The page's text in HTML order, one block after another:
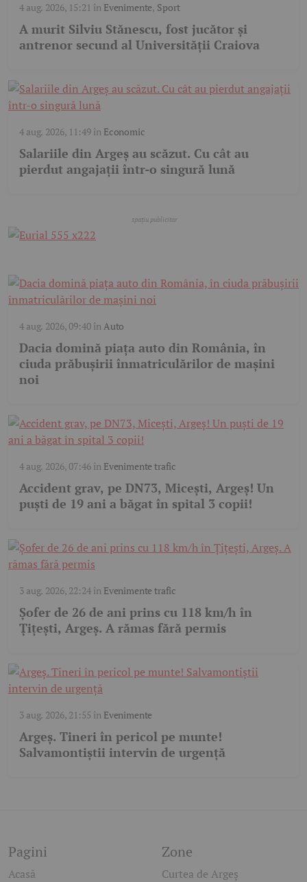
4 aug. 2026, 15:21 în Evenimente, Sport
A murit Silviu Stănescu, fost jucător și
antrenor secund al Universității Craiova
4 aug. 2026, 11:49în Economic
Salariile din Argeș au scăzut. Cu cât au
pierdut angajații într-o singură lună
4 aug. 2026, 09:40înAuto
Dacia domină piața auto din România, în
ciuda prăbușirii înmatriculărilor de mașini
noi
4 aug. 2026, 07:46în Evenimente trafic
Accident grav, pe DN73, Micești, Argeș! Un
puști de 19 ani a băgat în spital 3 copii!
3 aug. 2026, 22:24în Evenimente trafic
Șofer de 26 de ani prins cu 118 km/h în
Țițești, Argeș. A rămas fără permis
3 aug. 2026, 21:55 în Evenimente
Argeș. Tineri în pericol pe munte!
Salvamontiștii intervin de urgență
Pagini
Acasă
Zone
Curtea de Argeș